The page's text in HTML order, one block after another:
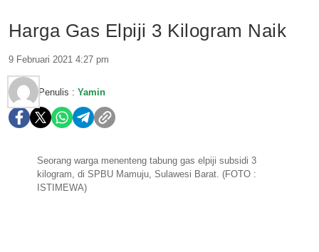
Harga Gas Elpiji 3 Kilogram Naik
9 Februari 2021 4:27 pm
Penulis : Yamin
Seorang warga menenteng tabung gas elpiji subsidi 3
kilogram, di SPBU Mamuju, Sulawesi Barat. (FOTO :
ISTIMEWA)